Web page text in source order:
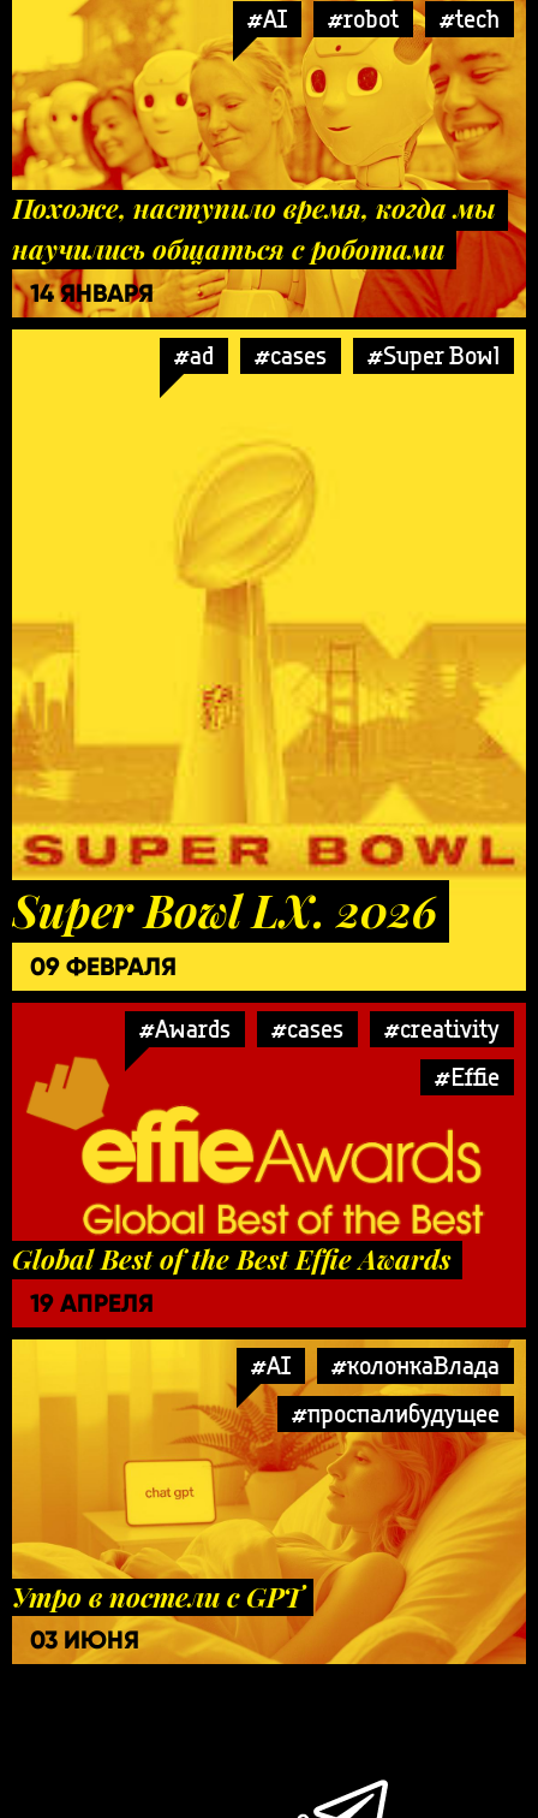
#AI #robot #tech
Похоже, наступило время, когда мы
научились общаться с роботами
14 ЯНВАРЯ
#ad #cases #Super Bowl
Super Bowl LX. 2026
09 ФЕВРАЛЯ
#Awards #cases
#creativity
#Effie
Global Best of the Best Effie Awards
19 АПРЕЛЯ
#AI
#колонкаВлада
#проспалибудущее
Утро в постели с GPT
03 ИЮНЯ